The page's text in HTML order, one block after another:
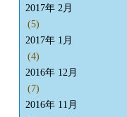
2017年 2月
(5)
2017年 1月
(4)
2016年 12月
(7)
2016年 11月